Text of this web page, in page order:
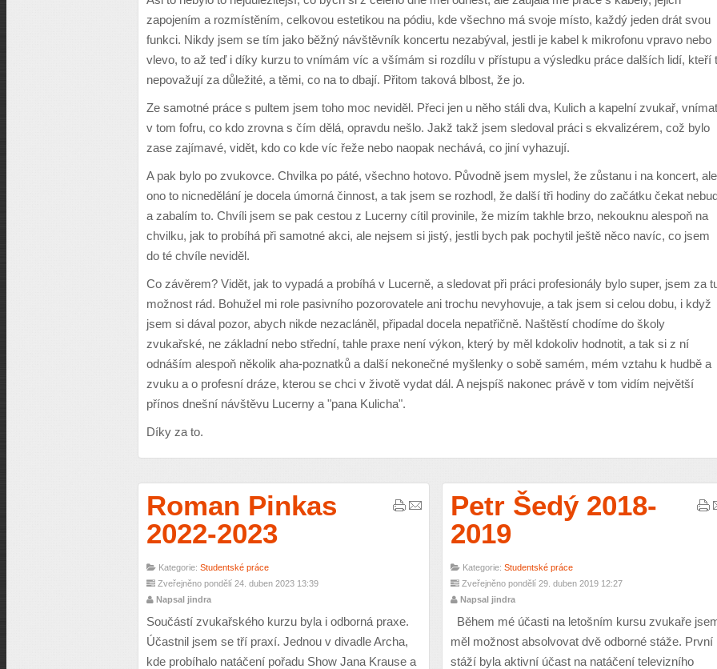
zapojením a rozmístěním, celkovou estetikou na pódiu, kde všechno má svoje místo, každý jeden drát svou
funkci. Nikdy jsem se tím jako běžný návštěvník koncertu nezabýval, jestli je kabel k mikrofonu vpravo nebo
vlevo, to až teď i díky kurzu to vnímám víc a všímám si rozdílu v přístupu a výsledku práce dalších lidí, kteří
nepovažují za důležité, a těmi, co na to dbají. Přitom taková blbost, že jo.
Ze samotné práce s pultem jsem toho moc neviděl. Přeci jen u něho stáli dva, Kulich a kapelní zvukař, vnímat
v tom fofru, co kdo zrovna s čím dělá, opravdu nešlo. Jakž takž jsem sledoval práci s ekvalizérem, což bylo
zase zajímavé, vidět, kdo co kde víc řeže nebo naopak nechává, co jiní vyhazují.
A pak bylo po zvukovce. Chvilka po páté, všechno hotovo. Původně jsem myslel, že zůstanu i na koncert, ale
ono to nicnedělání je docela úmorná činnost, a tak jsem se rozhodl, že další tři hodiny do začátku čekat
a zabalím to. Chvíli jsem se pak cestou z Lucerny cítil provinile, že mizím takhle brzo, nekouknu alespoň na
chvilku, jak to probíhá při samotné akci, ale nejsem si jistý, jestli bych pak pochytil ještě něco navíc, co jsem
do té chvíle neviděl.
Co závěrem? Vidět, jak to vypadá a probíhá v Lucerně, a sledovat při práci profesionály bylo super, jsem za
možnost rád. Bohužel mi role pasivního pozorovatele ani trochu nevyhovuje, a tak jsem si celou dobu, i když
jsem si dával pozor, abych nikde nezacláněl, připadal docela nepatřičně. Naštěstí chodíme do školy
zvukařské, ne základní nebo střední, tahle praxe není výkon, který by měl kdokoliv hodnotit, a tak si z ní
odnáším alespoň několik aha-poznatků a další nekonečné myšlenky o sobě samém, mém vztahu k hudbě a
zvuku a o profesní dráze, kterou se chci v životě vydat dál. A nejspíš nakonec právě v tom vidím největší
přínos dnešní návštěvu Lucerny a "pana Kulicha".
Díky za to.
Roman Pinkas
2022-2023
Kategorie: Studentské práce
Zveřejněno pondělí 24. duben 2023 13:39
Napsal jindra
Součástí zvukařského kurzu byla i odborná praxe.
Účastnil jsem se tří praxí. Jednou v divadle Archa,
kde probíhalo natáčení pořadu Show Jana Krause a
Petr Šedý 2018-
2019
Kategorie: Studentské práce
Zveřejněno pondělí 29. duben 2019 12:27
Napsal jindra
Během mé účasti na letošním kursu zvukaře
měl možnost absolvovat dvě odborné stáže. První
stáží byla aktivní účast na natáčení televizního